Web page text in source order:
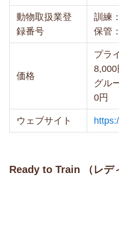
動物取扱業登
録番号
訓練
保管
価格
プラ
8,000
グル
0円
ウェブサイト
Ready to Train （レデ